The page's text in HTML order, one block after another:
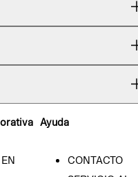
Ayuda
CONTACTO